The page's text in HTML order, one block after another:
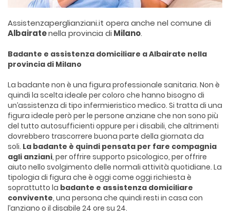
Assistenzaperglianziani.it opera anche nel comune di
Albairatenella provincia di Milano.
Badante e assistenza domiciliare a Albairate nella
provincia di Milano
La badante non è una figura professionale sanitaria. Non è
quindi la scelta ideale per coloro che hanno bisogno di
un’assistenza di tipo infermieristico medico. Si tratta di una
figura ideale però per le persone anziane che non sono più
del tutto autosufficienti oppure per i disabili, che altrimenti
dovrebbero trascorrere buona parte della giornata da
soli. La badante è quindi pensata per fare compagnia
agli anziani, per offrire supporto psicologico, per offrire
aiuto nello svolgimento delle normali attività quotidiane. La
tipologia di figura che è oggi come oggi richiesta è
soprattutto la badante e assistenza domiciliare
convivente, una persona che quindi resti in casa con
l’anziano o il disabile 24 ore su 24.